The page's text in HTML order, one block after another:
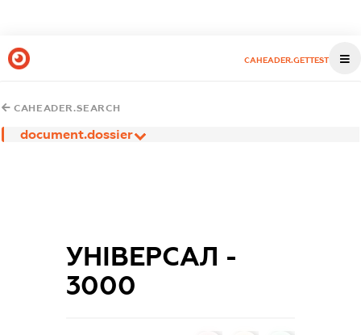
CAHEADER.GETTEST
CAHEADER.SEARCH
document.dossier
УНІВЕРСАЛ -
3000